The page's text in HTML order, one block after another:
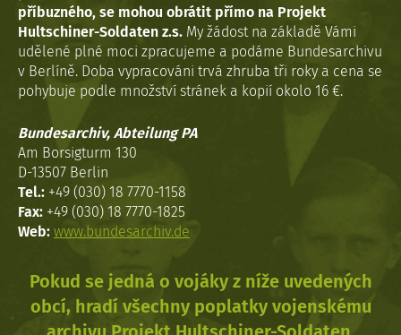
příbuzného, se mohou obrátit přímo na Projekt
Hultschiner-Soldaten z.s. My žádost na základě Vámi
udělené plné moci zpracujeme a podáme Bundesarchivu
v Berlíně. Doba vypracováni trvá zhruba tři roky a cena se
pohybuje podle množství stránek a kopií okolo 16 €.
Bundesarchiv, Abteilung PA
Am Borsigturm 130
D-13507 Berlin
Tel.: +49 (030) 18 7770-1158
Fax: +49 (030) 18 7770-1825
Web: www.bundesarchiv.de
Pokud se jedná o vojáky z níže uvedených
obcí, hradí všechny poplatky vojenskému